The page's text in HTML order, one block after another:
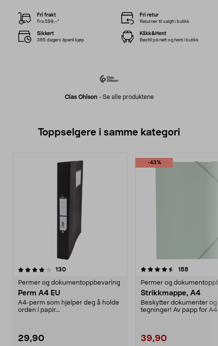
Clas Ohlson- Se alle produktene
Fri frakt
Fra 599,–*
Fri retur
Returner til valgfri butikk
Sikkert
365 dagers åpent kjøp
Klikk&Hent
Bestill på nett og hent i butikk
Toppselgere i samme kategori
130anmeldelser
Permer og dokumentoppbevaring
Perm A4 EU
A4-perm som hjelper deg å holde
orden i papir...
29,90
-43%
4.5 av 5 stjerner 188
Permer og
Strikkmappe, A4
Beskytter dokumenter og
tegninger! Av papp for
39,90
4.5 av 5 stjerner